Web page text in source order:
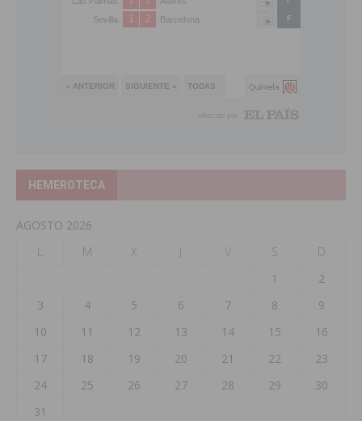
HEMEROTECA
AGOSTO 2026
L
M X J V S
D
1
2
3
4 5 6 7 8
9
10
11 12 13 14 15
16
17
18 19 20 21 22
23
24
25 26 27 28 29
30
31